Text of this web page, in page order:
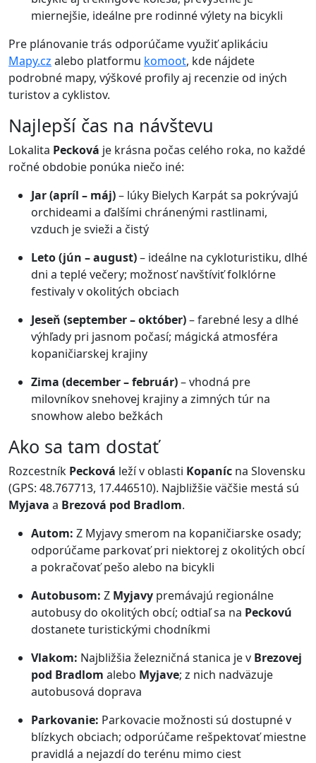
miernejšie, ideálne pre rodinné výlety na bicykli
Pre plánovanie trás odporúčame využiť aplikáciu
Mapy.cz alebo platformu komoot, kde nájdete
podrobné mapy, výškové profily aj recenzie od iných
turistov a cyklistov.
Najlepší čas na návštevu
Lokalita Pecková je krásna počas celého roka, no každé
ročné obdobie ponúka niečo iné:
Jar (apríl – máj)– lúky Bielych Karpát sa pokrývajú
orchideami a ďalšími chránenými rastlinami,
vzduch je svieži a čistý
Leto (jún – august)– ideálne na cykloturistiku, dlhé
dni a teplé večery; možnosť navštíviť folklórne
festivaly v okolitých obciach
Jeseň (september – október)– farebné lesy a dlhé
výhľady pri jasnom počasí; mágická atmosféra
kopaničiarskej krajiny
Zima (december – február)– vhodná pre
milovníkov snehovej krajiny a zimných túr na
snowhow alebo bežkách
Ako sa tam dostať
Rozcestník Pecková leží v oblasti Kopaníc na Slovensku
(GPS: 48.767713, 17.446510). Najbližšie väčšie mestá sú
Myjava a Brezová pod Bradlom.
Autom: Z Myjavy smerom na kopaničiarske osady;
odporúčame parkovať pri niektorej z okolitých obcí
a pokračovať pešo alebo na bicykli
Autobusom: Z Myjavy premávajú regionálne
autobusy do okolitých obcí; odtiaľ sa na Peckovú
dostanete turistickými chodníkmi
Vlakom: Najbližšia železničná stanica je v Brezovej
pod Bradlom alebo Myjave; z nich nadväzuje
autobusová doprava
Parkovanie: Parkovacie možnosti sú dostupné v
blízkych obciach; odporúčame rešpektovať miestne
pravidlá a nejazdí do terénu mimo ciest